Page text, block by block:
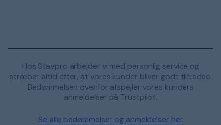
Hos Staypro arbejder vi med personlig service og
stræber altid efter, at vores kunder bliver godt tilfredse.
Bedømmelsen ovenfor afspejler vores kunders
anmeldelser på Trustpilot.
Se alle bedømmelser og anmeldelser her